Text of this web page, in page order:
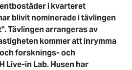
i kvarteret
blivit nominerade i tävlingen
Tävlingen arrangeras av
kommer att inrymma
forsknings- och
Live-in Lab. Husen har